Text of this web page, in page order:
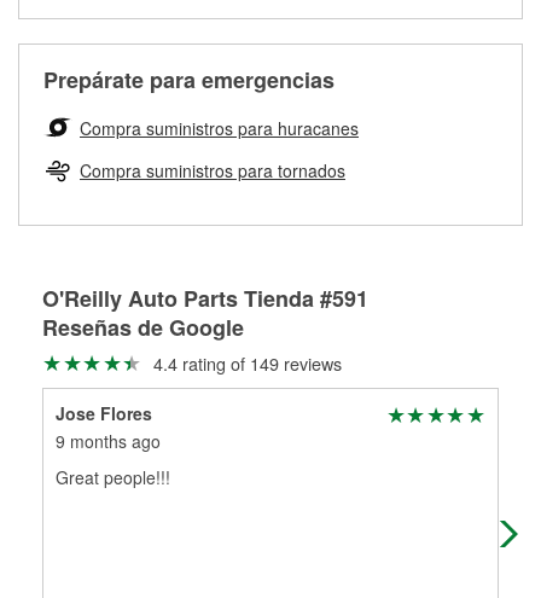
partes de reemplazo correctas para tu reparación.
Rectificación de tambores y discos de freno
Prepárate para emergencias
Compra suministros para huracanes
Compra suministros para tornados
O'Reilly Auto Parts Tienda #591
Reseñas de Google
4.4 rating of 149 reviews
Jose Flores
9 months ago
Great people!!!